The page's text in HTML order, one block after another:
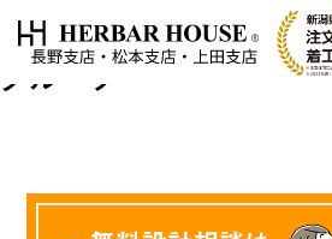
土地・不動産情報タグ:
グループ